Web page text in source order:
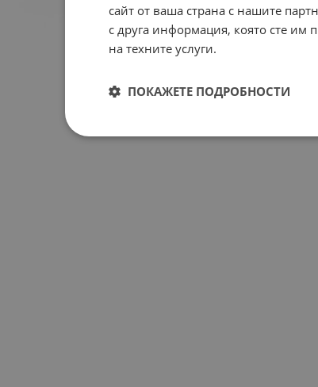
сайт от ваша страна с нашите
с друга информация, която сте им
на техните услуги.
ПОКАЖЕТЕ ПОДРОБНОСТИ